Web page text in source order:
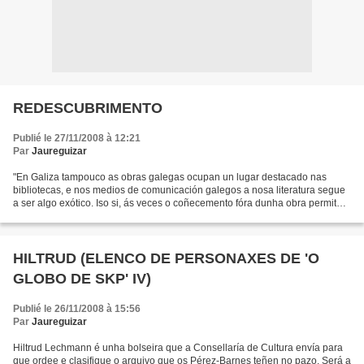
REDESCUBRIMENTO
Publié le 27/11/2008 à 12:21
Par Jaureguizar
"En Galiza tampouco as obras galegas ocupan un lugar destacado nas
bibliotecas, e nos medios de comunicación galegos a nosa literatura segue
a ser algo exótico. Iso si, ás veces o coñecemento fóra dunha obra permite o
HILTRUD (ELENCO DE PERSONAXES DE 'O
GLOBO DE SKP' IV)
Publié le 26/11/2008 à 15:56
Par Jaureguizar
Hiltrud Lechmann é unha bolseira que a Consellaría de Cultura envía para
que ordee e clasifique o arquivo que os Pérez-Barnes teñen no pazo. Será a